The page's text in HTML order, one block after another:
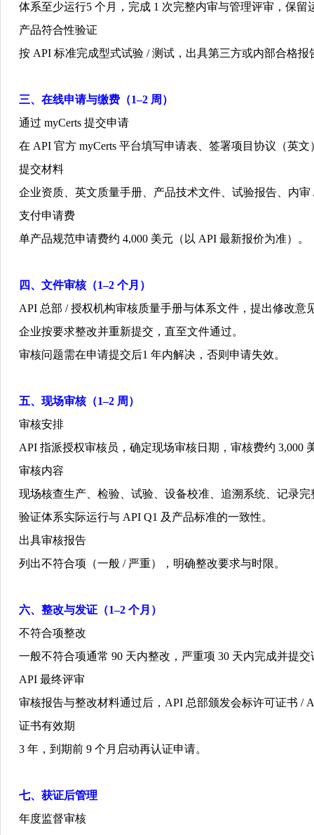
体系至少运行5 个月，完成 1 次完整内审与管理评审，保留
产品符合性验证
按 API 标准完成型式试验 /测试，出具第三方或内部合格报
三、在线申请与缴费（1–2 周）
通过 myCerts 提交申请
在 API 官方 myCerts 平台填写申请表、签署项目协议（英文
提交材料
企业资质、英文质量手册、产品技术文件、试验报告、内审
支付申请费
单产品规范申请费约 4,000 美元（以 API 最新报价为准）。
四、文件审核（1–2 个月）
API 总部 /授权机构审核质量手册与体系文件，提出修改意
企业按要求整改并重新提交，直至文件通过。
审核问题需在申请提交后1 年内解决，否则申请失效。
五、现场审核（1–2 周）
审核安排
API 指派授权审核员，确定现场审核日期，审核费约 3,000
审核内容
现场核查生产、检验、试验、设备校准、追溯系统、记录完
验证体系实际运行与 API Q1 及产品标准的一致性。
出具审核报告
列出不符合项（一般 / 严重），明确整改要求与时限。
六、整改与发证（1–2 个月）
不符合项整改
一般不符合项通常 90 天内整改，严重项 30 天内完成并提
API 最终评审
审核报告与整改材料通过后， API 总部颁发会标许可证书 /
证书有效期
3 年，到期前 9 个月启动再认证申请。
七、获证后管理
年度监督审核